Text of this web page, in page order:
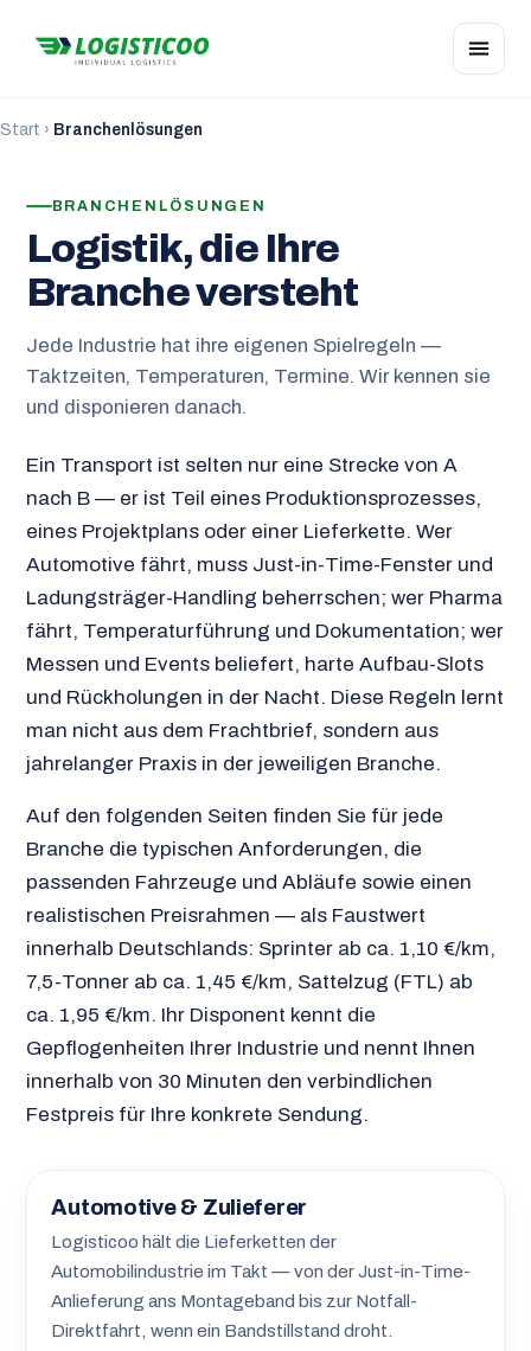
Start › Branchenlösungen
BRANCHENLÖSUNGEN
Logistik, die Ihre
Branche versteht
Jede Industrie hat ihre eigenen Spielregeln —
Taktzeiten, Temperaturen, Termine. Wir kennen sie
und disponieren danach.
Ein Transport ist selten nur eine Strecke von A
nach B — er ist Teil eines Produktionsprozesses,
eines Projektplans oder einer Lieferkette. Wer
Automotive fährt, muss Just-in-Time-Fenster und
Ladungsträger-Handling beherrschen; wer Pharma
fährt, Temperaturführung und Dokumentation; wer
Messen und Events beliefert, harte Aufbau-Slots
und Rückholungen in der Nacht. Diese Regeln lernt
man nicht aus dem Frachtbrief, sondern aus
jahrelanger Praxis in der jeweiligen Branche.
Auf den folgenden Seiten finden Sie für jede
Branche die typischen Anforderungen, die
passenden Fahrzeuge und Abläufe sowie einen
realistischen Preisrahmen — als Faustwert
innerhalb Deutschlands: Sprinter ab ca. 1,10 €/km,
7,5-Tonner ab ca. 1,45 €/km, Sattelzug (FTL) ab
ca. 1,95 €/km. Ihr Disponent kennt die
Gepflogenheiten Ihrer Industrie und nennt Ihnen
innerhalb von 30 Minuten den verbindlichen
Festpreis für Ihre konkrete Sendung.
Automotive & Zulieferer
Logisticoo hält die Lieferketten der
Automobilindustrie im Takt — von der Just-in-Time-
Anlieferung ans Montageband bis zur Notfall-
Direktfahrt, wenn ein Bandstillstand droht.